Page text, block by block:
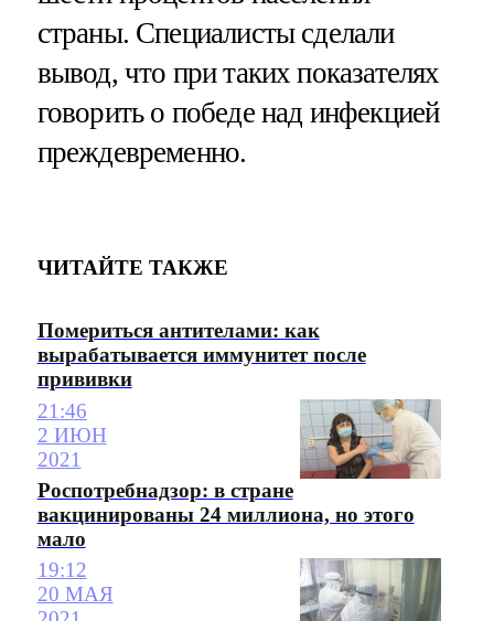
страны. Специалисты сделали
вывод, что при таких показателях
говорить о победе над инфекцией
преждевременно.
ЧИТАЙТЕ ТАКЖЕ
Помериться антителами: как
вырабатывается иммунитет после
прививки
21:46
2 ИЮН
2021
Роспотребнадзор: в стране
вакцинированы 24 миллиона, но этого
мало
19:12
20 МАЯ